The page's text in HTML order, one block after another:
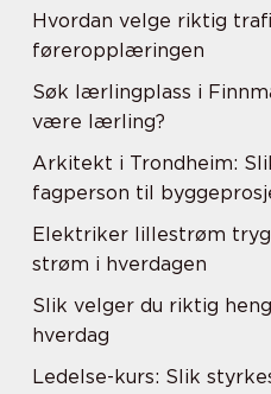
Hvordan velge riktig
føreropplæringen
Søk lærlingplass i
være lærling?
Arkitekt i Trondheim:
fagperson til
Elektriker lillestrøm
strøm i hverdagen
Slik velger du riktig
hverdag
Ledelse-kurs: Slik